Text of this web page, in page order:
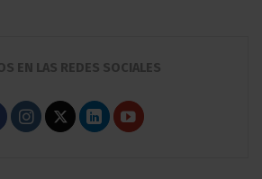
EN LAS REDES SOCIALES